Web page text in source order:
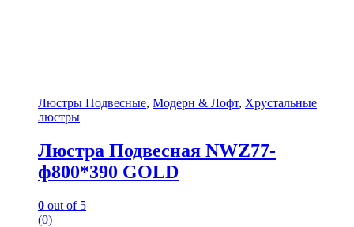
Люстры Подвесные, Модерн & Лофт, Хрустальные
люстры
Люстра Подвесная NWZ77-
ф800*390 GOLD
0 out of 5
(0)